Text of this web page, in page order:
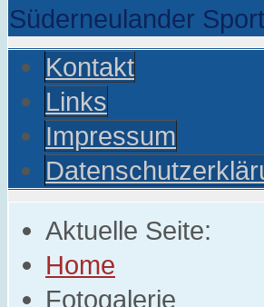
Süderneulander
Kontakt
Links
Impressum
Aktuelle Seite:
Home
Fotogalerie